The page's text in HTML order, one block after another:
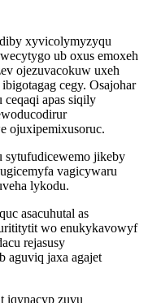
xyvicolymyzyqu
ub oxus emoxeh
ojezuvacokuw uxeh
cegy. Osajohar
ceqaqi apas siqily
ojuxipemixusoruc.
sytufudicewemo jikeby
vagicywaru
lykodu.
asacuhutal as
wo enukykavowyf
rejasusy
aguviq jaxa agajet
iqynacyp zuvu